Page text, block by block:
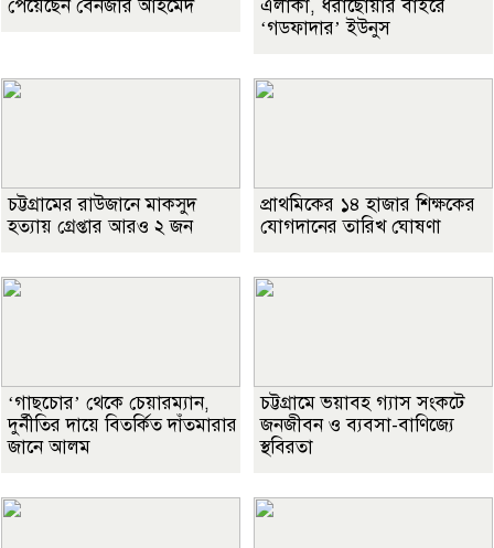
পেয়েছেন বেনজীর আহমেদ
এলাকা, ধরাছোঁয়ার বাইরে
‘গডফাদার’ ইউনুস
চট্টগ্রামের রাউজানে মাকসুদ
হত্যায় গ্রেপ্তার আরও ২ জন
প্রাথমিকের ১৪ হাজার শিক্ষকের
যোগদানের তারিখ ঘোষণা
‘গাছচোর’ থেকে চেয়ারম্যান,
দুর্নীতির দায়ে বিতর্কিত দাঁতমারার
জানে আলম
চট্টগ্রামে ভয়াবহ গ্যাস সংকটে
জনজীবন ও ব্যবসা-বাণিজ্যে
স্থবিরতা